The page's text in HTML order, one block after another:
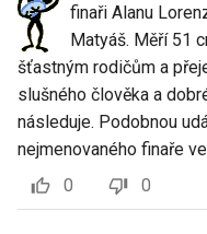
finaři Alanu
Matyáš. Měří 51
šťastným rodičům a
slušného člověka a
následuje. Podobnou
nejmenovaného finaře
0
0